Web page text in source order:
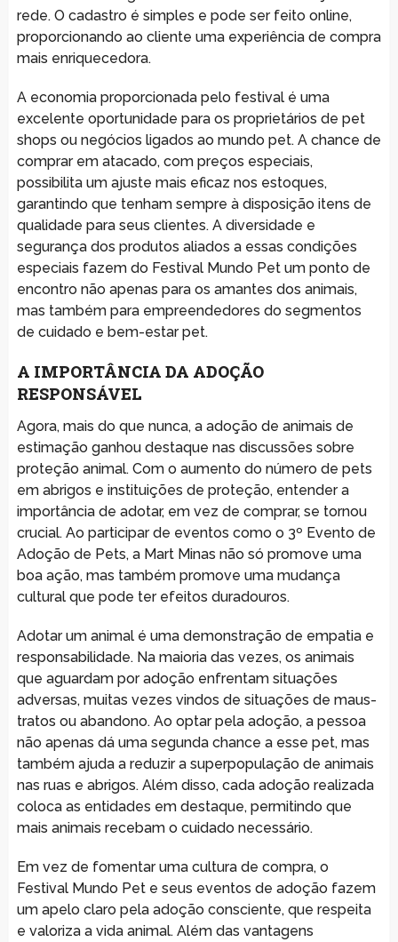
rede. O cadastro é simples e pode ser feito online,
proporcionando ao cliente uma experiência de compra
mais enriquecedora.
A economia proporcionada pelo festival é uma
excelente oportunidade para os proprietários de pet
shops ou negócios ligados ao mundo pet. A chance de
comprar em atacado, com preços especiais,
possibilita um ajuste mais eficaz nos estoques,
garantindo que tenham sempre à disposição itens de
qualidade para seus clientes. A diversidade e
segurança dos produtos aliados a essas condições
especiais fazem do Festival Mundo Pet um ponto de
encontro não apenas para os amantes dos animais,
mas também para empreendedores do segmentos
de cuidado e bem-estar pet.
A IMPORTÂNCIA DA ADOÇÃO
RESPONSÁVEL
Agora, mais do que nunca, a adoção de animais de
estimação ganhou destaque nas discussões sobre
proteção animal. Com o aumento do número de pets
em abrigos e instituições de proteção, entender a
importância de adotar, em vez de comprar, se tornou
crucial. Ao participar de eventos como o 3º Evento de
Adoção de Pets, a Mart Minas não só promove uma
boa ação, mas também promove uma mudança
cultural que pode ter efeitos duradouros.
Adotar um animal é uma demonstração de empatia e
responsabilidade. Na maioria das vezes, os animais
que aguardam por adoção enfrentam situações
adversas, muitas vezes vindos de situações de maus-
tratos ou abandono. Ao optar pela adoção, a pessoa
não apenas dá uma segunda chance a esse pet, mas
também ajuda a reduzir a superpopulação de animais
nas ruas e abrigos. Além disso, cada adoção realizada
coloca as entidades em destaque, permitindo que
mais animais recebam o cuidado necessário.
Em vez de fomentar uma cultura de compra, o
Festival Mundo Pet e seus eventos de adoção fazem
um apelo claro pela adoção consciente, que respeita
e valoriza a vida animal. Além das vantagens